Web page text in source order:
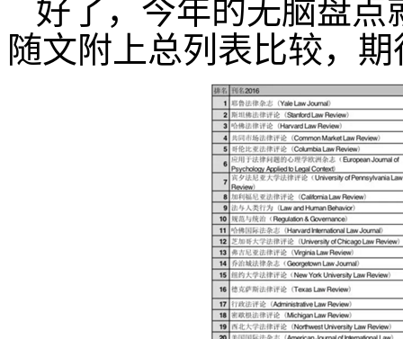
好了，今年的无脑盘点
随文附上总列表比较，